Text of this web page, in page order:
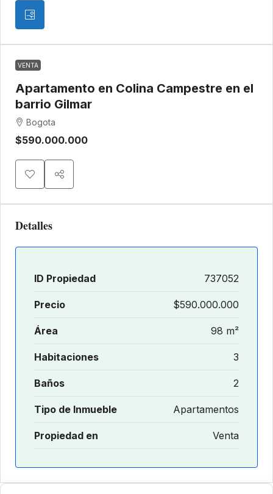
VENTA
Apartamento en Colina Campestre en el
barrio Gilmar
Bogota
$590.000.000
Detalles
ID Propiedad 737052
Precio $590.000.000
Área 98 m²
Habitaciones 3
Baños 2
Tipo de Inmueble Apartamentos
Propiedad en Venta